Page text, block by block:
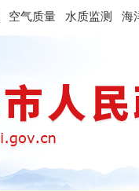
空气质量 水质监测 海